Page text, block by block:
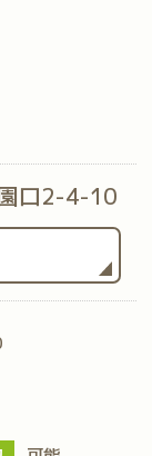
口2-4-10